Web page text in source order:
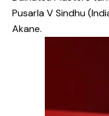
Pusarla V Sindhu
Akane.